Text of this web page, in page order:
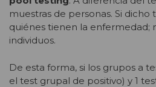
muestras de personas. Si
quiénes tienen la enfermedad;
individuos.
De esta forma, si los grupos a
el test grupal de positivo) y 1